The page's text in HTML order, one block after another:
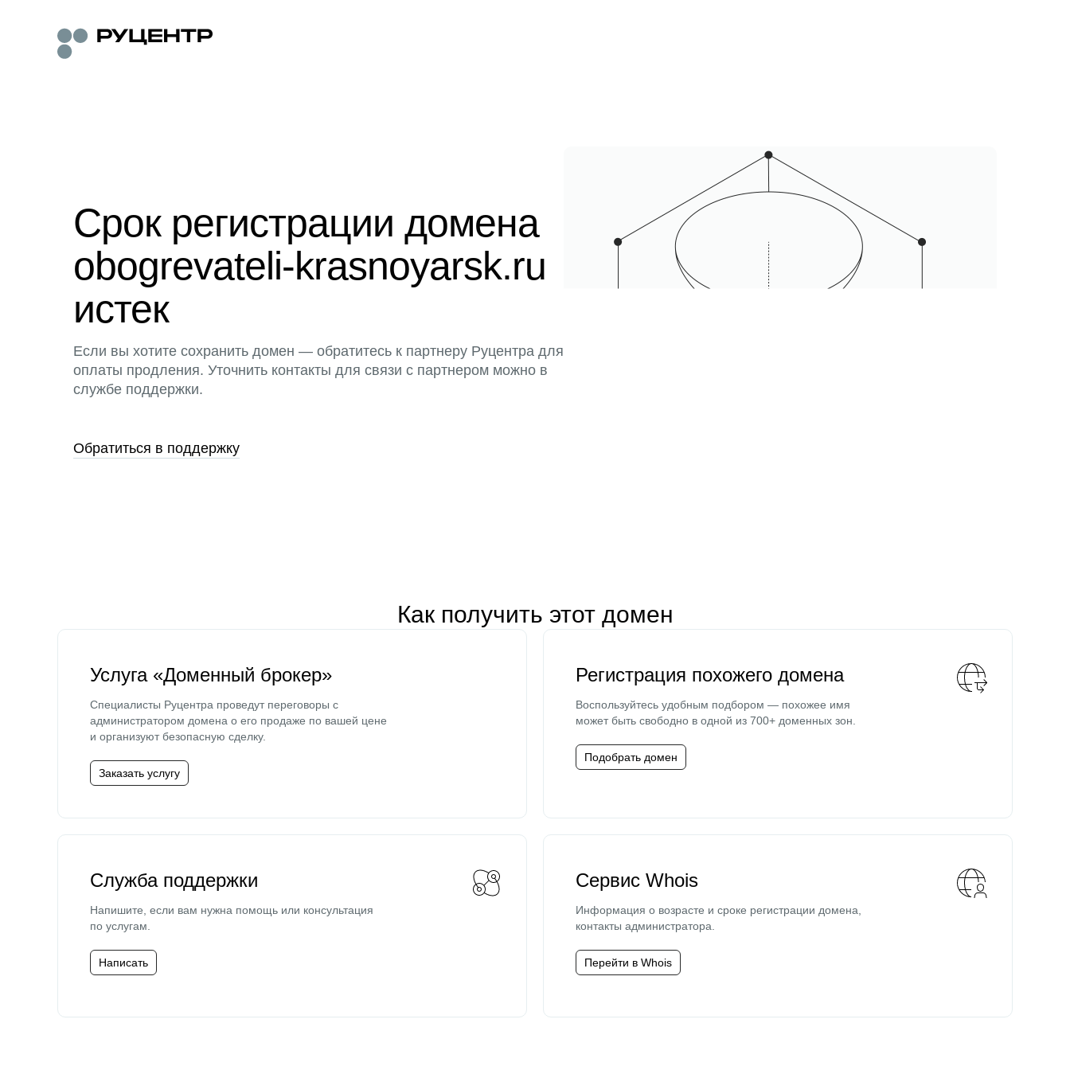
Срок регистрации домена
obogrevateli-krasnoyarsk.ru
истек
Если вы хотите сохранить домен — обратитесь к партнеру Руцентра для
оплаты продления. Уточнить контакты для связи с партнером можно в
службе поддержки.
Обратиться в поддержку
Как получить этот домен
Услуга «Доменный брокер»
Специалисты Руцентра проведут переговоры с
администратором домена о его продаже по вашей цене
и организуют безопасную сделку.
Заказать услугу
Регистрация похожего домена
Воспользуйтесь удобным подбором — похожее имя
может быть свободно в одной из 700+ доменных зон.
Подобрать домен
Служба поддержки
Напишите, если вам нужна помощь или консультация
по услугам.
Написать
Сервис Whois
Информация о возрасте и сроке регистрации домена,
контакты администратора.
Перейти в Whois